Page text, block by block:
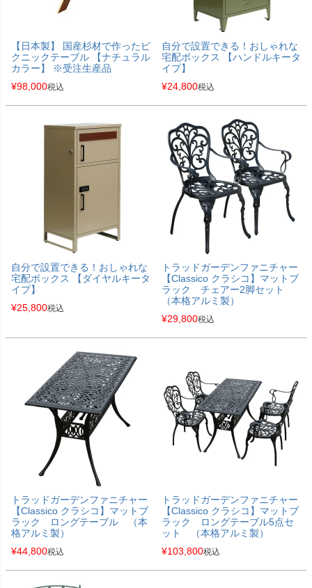
【日本製】 国産杉材で作ったピ
クニックテーブル 【ナチュラル
カラー】 ※受注生産品
¥98,000税込
自分で設置できる！おしゃれな
宅配ボックス 【ハンドルキータ
イプ】
¥24,800税込
自分で設置できる！おしゃれな
宅配ボックス 【ダイヤルキータ
イプ】
¥25,800税込
トラッドガーデンファニチャー
【Classico クラシコ】マットブ
ラック チェアー2脚セット
（本格アルミ製）
¥29,800税込
トラッドガーデンファニチャー
【Classico クラシコ】マットブ
ラック ロングテーブル （本
格アルミ製）
¥44,800税込
トラッドガーデンファニチャー
【Classico クラシコ】マットブ
ラック ロングテーブル5点セ
ット （本格アルミ製）
¥103,800税込